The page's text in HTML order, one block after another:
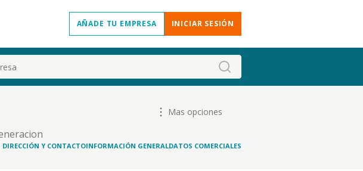
AÑADE TU EMPRESA INICIAR SESIÓN
Mas opciones
DIRECCIÓN Y CONTACTOINFORMACIÓN GENERALDATOS COMERCIALES